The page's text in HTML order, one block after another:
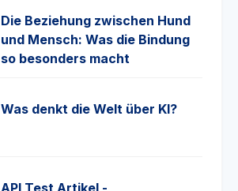
Die Beziehung zwischen Hund
und Mensch: Was die Bindung
so besonders macht
Was denkt die Welt über KI?
API Test Artikel -